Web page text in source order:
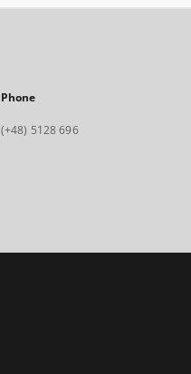
Phone
(+48) 5128 696